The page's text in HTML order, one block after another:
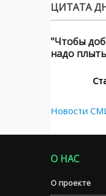
ЦИТАТА
"Чтобы
надо
Новости
О НАС
О проекте